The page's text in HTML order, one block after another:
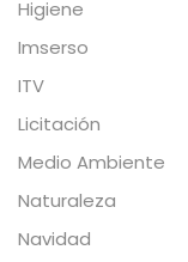
Higiene
Imserso
ITV
Licitación
Medio Ambiente
Naturaleza
Navidad